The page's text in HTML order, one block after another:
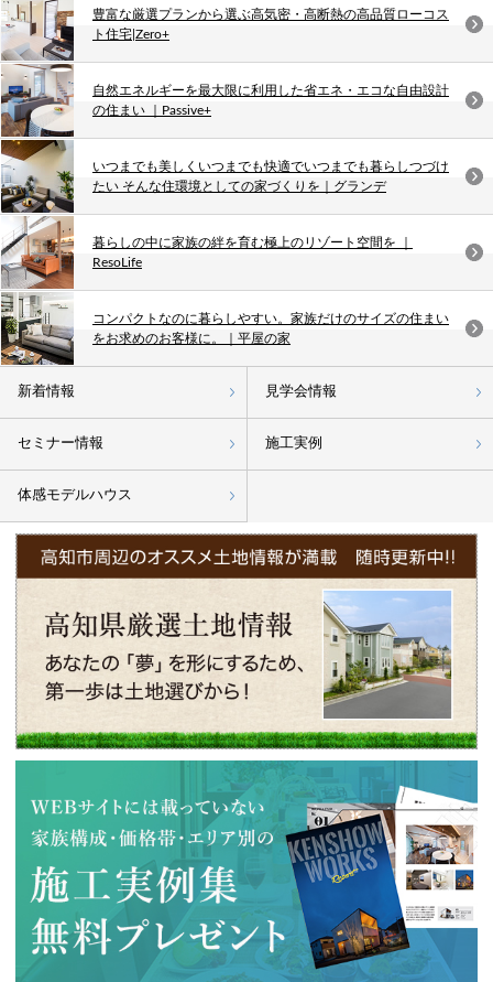
豊富な厳選プランから選ぶ高気密・高断熱の高品質ローコス
ト住宅|Zero+
自然エネルギーを最大限に利用した省エネ・エコな自由設計
の住まい ｜Passive+
いつまでも美しくいつまでも快適でいつまでも暮らしつづけ
たい そんな住環境としての家づくりを｜グランデ
暮らしの中に家族の絆を育む極上のリゾート空間を ｜
ResoLife
コンパクトなのに暮らしやすい。家族だけのサイズの住まい
をお求めのお客様に。｜平屋の家
新着情報 見学会情報
セミナー情報 施工実例
体感モデルハウス